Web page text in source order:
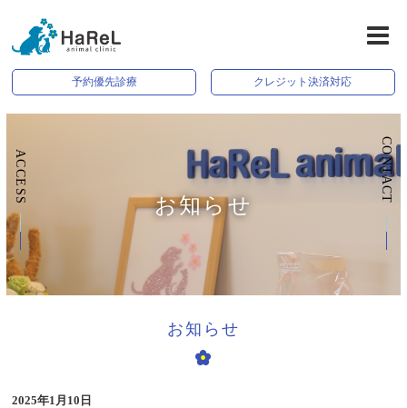
予約優先診療 クレジット決済対応
お知らせ
ACCESS CONTACT
お知らせ
2025年1月10日